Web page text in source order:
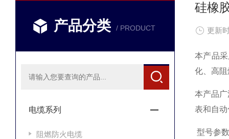
产品分类 / PRODUCT
电缆系列
阻燃防火电缆
硅橡
更新
本产品
化、高
本产品
表和自
型号参